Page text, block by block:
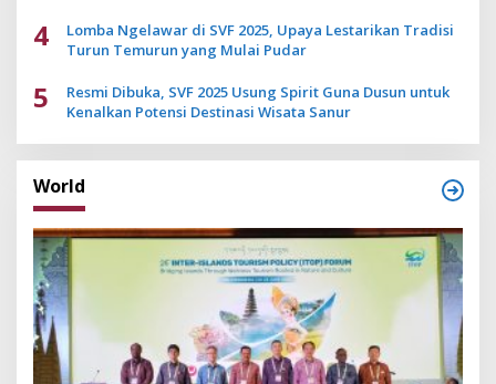
4
Lomba Ngelawar di SVF 2025, Upaya Lestarikan Tradisi
Turun Temurun yang Mulai Pudar
5
Resmi Dibuka, SVF 2025 Usung Spirit Guna Dusun untuk
Kenalkan Potensi Destinasi Wisata Sanur
World